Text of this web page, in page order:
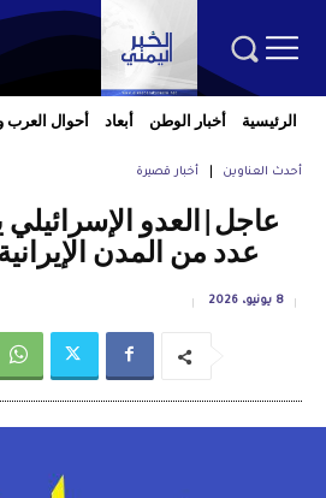
الرئيسية أخبار الوطن أبعاد أحوال العرب
أحدث العناوين أخبار قصيرة
عاجل|العدو
عدد من المدن
8 يونيو، 2026